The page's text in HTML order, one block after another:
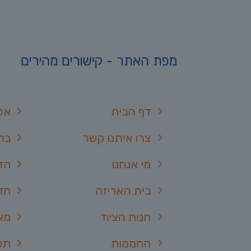
מפת האתר - קישורים מהירים
דף הבית
צרו איתנו קשר
מי אנחנו
בית האריזה
חנות הציוד
החממות